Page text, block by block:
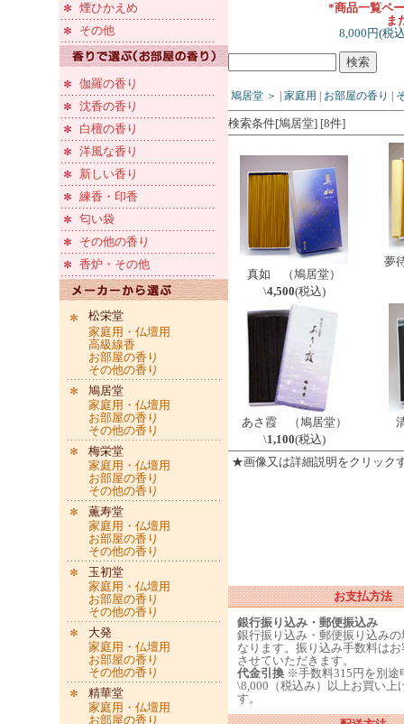
煙ひかえめ
その他
伽羅の香り
沈香の香り
白檀の香り
洋風な香り
新しい香り
練香・印香
匂い袋
その他の香り
香炉・その他
松栄堂
家庭用・仏壇用
高級線香
お部屋の香り
その他の香り
鳩居堂
家庭用・仏壇用
お部屋の香り
その他の香り
梅栄堂
家庭用・仏壇用
お部屋の香り
その他の香り
薫寿堂
家庭用・仏壇用
お部屋の香り
その他の香り
玉初堂
家庭用・仏壇用
お部屋の香り
その他の香り
大発
家庭用・仏壇用
お部屋の香り
その他の香り
精華堂
家庭用・仏壇用
お部屋の香り
*商品一覧ペ
ま
8,000円(税
鳩居堂＞ |家庭用 |お部屋の香り |
検索条件[鳩居堂] [8件]
真如 （鳩居堂）
\4,500(税込)
夢
あさ霞 （鳩居堂）
\1,100(税込)
★画像又は詳細説明をクリック
お支払方法
銀行振り込み・郵便振込み
銀行振り込み・郵便振り込み
なります。振り込み手数料は
させていただきます。
代金引換※手数料315円を別途
\8,000（税込み）以上お買い上
す。